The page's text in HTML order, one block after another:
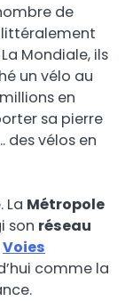
de
littéralement
Mondiale, ils
un vélo au
en
sa pierre
des vélos en
La Métropole
son réseau
Voies
comme la